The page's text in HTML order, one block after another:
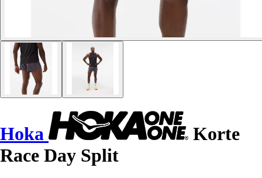
Hoka
Korte
Race Day Split